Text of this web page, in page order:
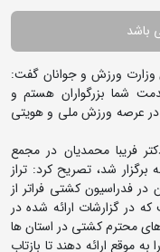
باشد
وزارت ورزش و جوانان گفت:
شما بزرگواران هستم و
در عرصه ورزش ملی و هویتی
فریبا محمدیان در مجمع
شد، تصریح کرد: تراز
در فدراسیون کشتی فراتر از
در گزارشات ارائه شده در
محترم کشتی در استان ها
به موقع ارائه دهند تا بازتاب